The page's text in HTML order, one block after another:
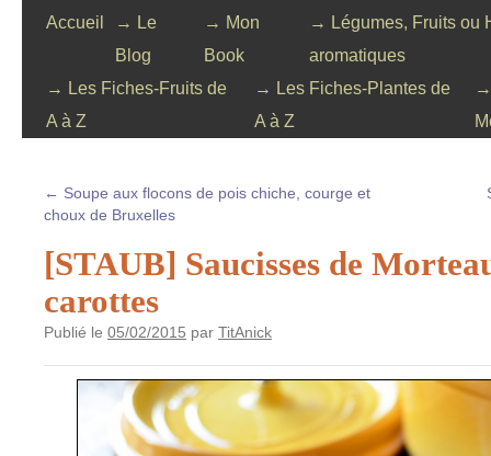
Accueil
→ Le
Blog
→ Mon
Book
→ Légumes, Fruits ou
aromatiques
→ Les Fiches-Fruits de
A à Z
→ Les Fiches-Plantes de
A à Z
→
← Soupe aux flocons de pois chiche, courge et
choux de Bruxelles
[STAUB] Saucisses de
carottes
Publié le 05/02/2015 par TitAnick